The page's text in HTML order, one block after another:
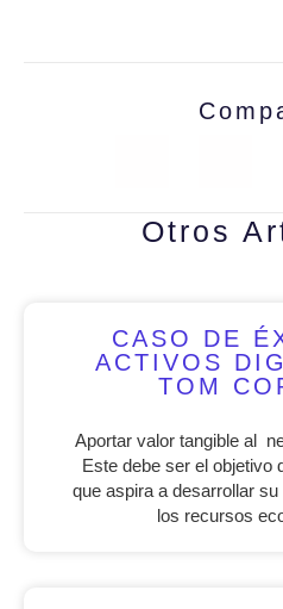
Otros
CASO DE
ACTIVOS
TOM
Aportar valor tangible al
Este debe ser el objetivo
que aspira a desarrollar
los recursos